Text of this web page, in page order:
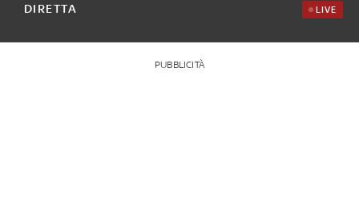
DIRETTA LIVE
PUBBLICITÀ